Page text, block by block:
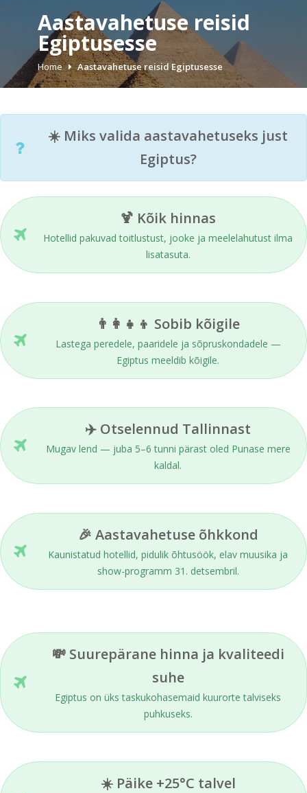
Aastavahetuse reisid
Egiptusesse
Home Aastavahetuse reisid Egiptusesse
☀️ Miks valida aastavahetuseks just
Egiptus?
🍹 Kõik hinnas
Hotellid pakuvad toitlustust, jooke ja meelelahutust ilma
lisatasuta.
👨‍👩‍👧‍👦 Sobib kõigile
Lastega peredele, paaridele ja sõpruskondadele —
Egiptus meeldib kõigile.
✈️ Otselennud Tallinnast
Mugav lend — juba 5–6 tunni pärast oled Punase mere
kaldal.
🎉 Aastavahetuse õhkkond
Kaunistatud hotellid, pidulik õhtusöök, elav muusika ja
show-programm 31. detsembril.
💸 Suurepärane hinna ja kvaliteedi
suhe
Egiptus on üks taskukohasemaid kuurorte talviseks
puhkuseks.
☀️ Päike +25°C talvel